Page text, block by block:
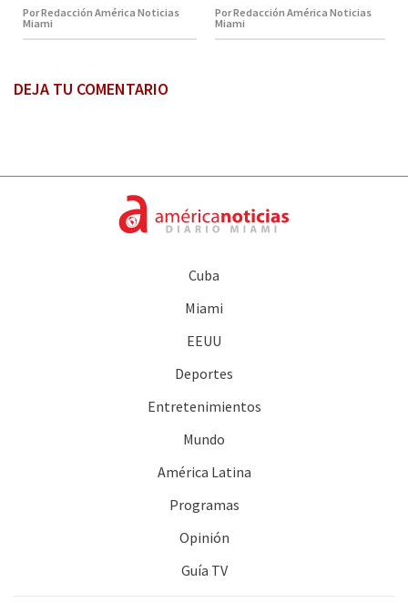
Por Redacción América Noticias
Miami
Por Redacción América Noticias
Miami
DEJA TU COMENTARIO
Cuba
Miami
EEUU
Deportes
Entretenimientos
Mundo
América Latina
Programas
Opinión
Guía TV